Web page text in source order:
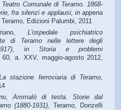
Teatro Comunale di Teramo. 1868-
fra silenzi e applausi, in appena
Teramo, Edizioni Palumbi, 2011
L'ospedale psichiatrico
di Teramo nelle lettere degli
, in Storia e problemi
a. XXV, maggio-agosto 2012,
stazione ferroviaria di Teramo,
Ammalò di testa. Storie dal
(1880-1931), Teramo, Donzelli